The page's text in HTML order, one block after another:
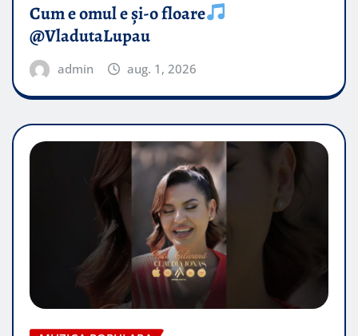
Cum e omul e și-o floare
@VladutaLupau
admin aug. 1, 2026